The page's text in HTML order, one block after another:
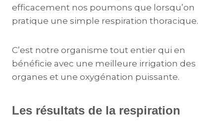
efficacement nos poumons que lorsqu’on
pratique une simple respiration thoracique.
C’est notre organisme tout entier qui en
bénéficie avec une meilleure irrigation des
organes et une oxygénation puissante.
Les résultats de la respiration